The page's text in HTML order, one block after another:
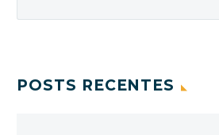
POSTS RECENTES